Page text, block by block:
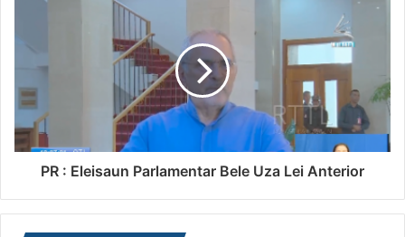
PR : Eleisaun Parlamentar Bele Uza Lei Anterior